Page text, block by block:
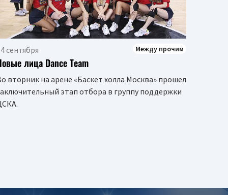
сентября Между прочим
лица Dance Team
вторник на арене «Баскет холла Москва» прошел
этап отбора в группу поддержки